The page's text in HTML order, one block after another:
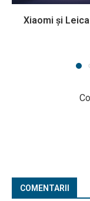
Xiaomi și
COMENTARII